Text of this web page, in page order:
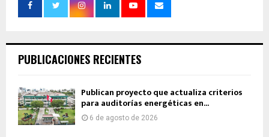
PUBLICACIONES RECIENTES
Publican proyecto que actualiza criterios
para auditorías energéticas en...
6 de agosto de 2026